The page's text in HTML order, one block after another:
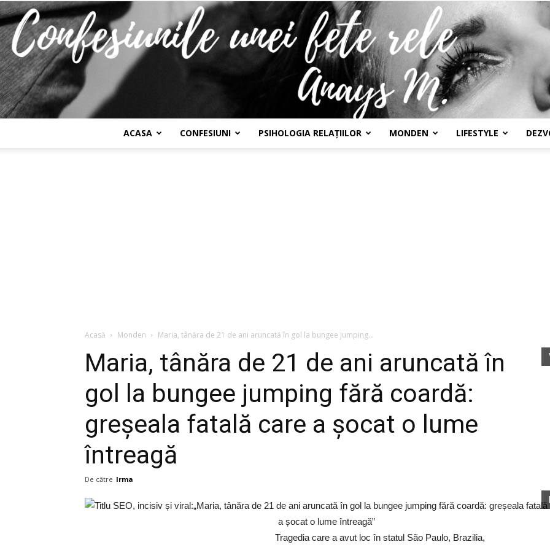
rele
ACASA CONFESIUNI PSIHOLOGIA RELAȚIILOR MONDEN LIFESTYLE
Acasă Monden Maria, tânăra de 21 de ani aruncată în gol la bungee jumping...
Maria, tânăra de 21 de ani aruncată în
gol la bungee jumping fără coardă:
greșeala fatală care a șocat o lume
întreagă
De către Irma
Tragedia care a avut loc în statul São Paulo, Brazilia,